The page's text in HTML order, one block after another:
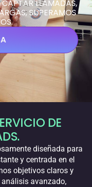
LLAMADAS,
SUPERAMOS
DE
diseñada para
y centrada en el
objetivos claros y
avanzado,